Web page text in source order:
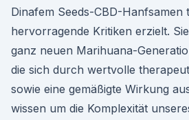
Dinafem Seeds-CBD-Hanfsamen
hervorragende Kritiken erzielt.
ganz neuen Marihuana-
die sich durch wertvolle
sowie eine gemäßigte Wirkung
wissen um die Komplexität